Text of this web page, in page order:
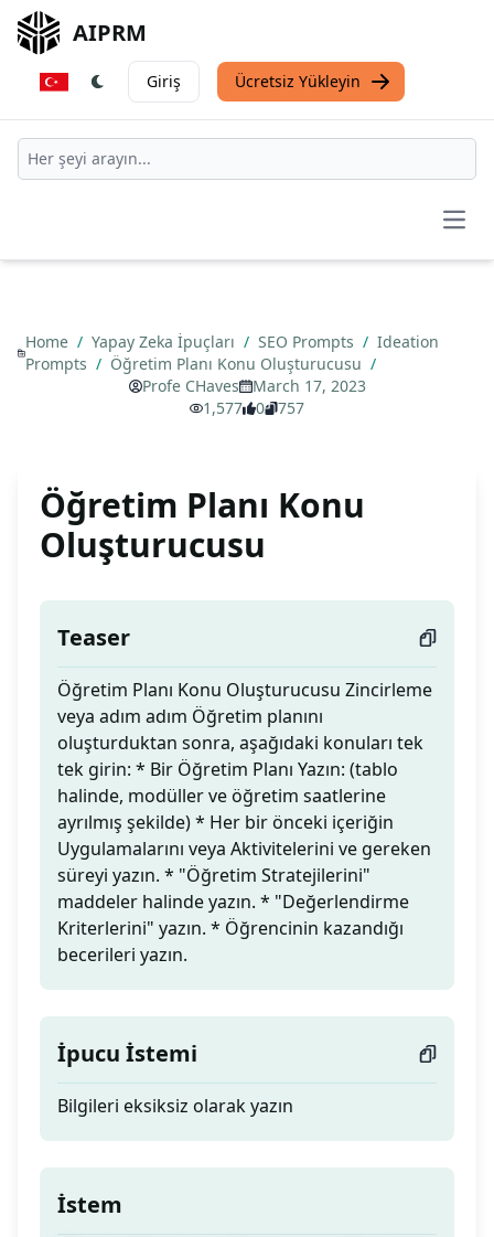
AIPRM
Giriş Ücretsiz Yükleyin
Home / Yapay Zeka İpuçları / SEO Prompts / Ideation
Prompts / Öğretim Planı Konu Oluşturucusu /
Profe CHaves
March 17, 2023
1,577
0 757
Öğretim Planı Konu
Oluşturucusu
Teaser
Öğretim Planı Konu Oluşturucusu Zincirleme
veya adım adım Öğretim planını
oluşturduktan sonra, aşağıdaki konuları tek
tek girin: * Bir Öğretim Planı Yazın: (tablo
halinde, modüller ve öğretim saatlerine
ayrılmış şekilde) * Her bir önceki içeriğin
Uygulamalarını veya Aktivitelerini ve gereken
süreyi yazın. * "Öğretim Stratejilerini"
maddeler halinde yazın. * "Değerlendirme
Kriterlerini" yazın. * Öğrencinin kazandığı
becerileri yazın.
İpucu İstemi
Bilgileri eksiksiz olarak yazın
İstem